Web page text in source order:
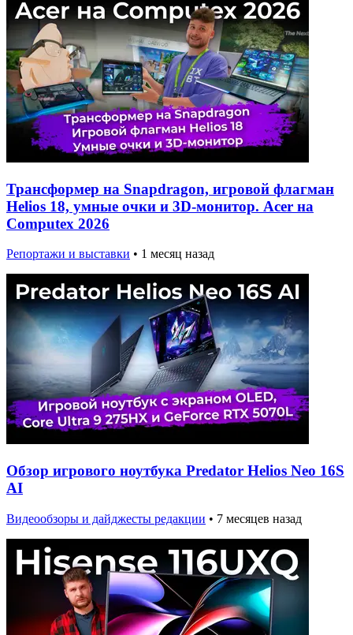
Трансформер на Snapdragon, игровой флагман
Helios 18, умные очки и 3D-монитор. Acer на
Computex 2026
Репортажи и выставки • 1 месяц назад
Обзор игрового ноутбука Predator Helios Neo 16S
AI
Видеообзоры и дайджесты редакции • 7 месяцев назад